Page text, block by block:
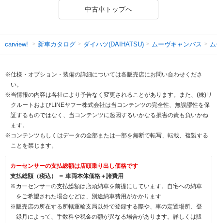
中古車トップへ
carview! 新車カタログ ダイハツ(DAIHATSU) ムーヴキャンバス
※仕様・オプション・装備の詳細については各販売店にお問い合わせくださ
い。
※当情報の内容は各社により予告なく変更されることがあります。また、(株)リ
クルートおよびLINEヤフー株式会社は当コンテンツの完全性、無誤謬性を保
証するものではなく、当コンテンツに起因するいかなる損害の責も負いかね
ます。
※コンテンツもしくはデータの全部または一部を無断で転写、転載、複製する
ことを禁じます。
カーセンサーの支払総額は店頭乗り出し価格です
支払総額（税込） ＝ 車両本体価格＋諸費用
※カーセンサーの支払総額は店頭納車を前提にしています。自宅への納車
をご希望された場合などは、別途納車費用がかかります
※販売店の所在する所轄運輸支局以外で登録する際や、車の定置場所、登
録月によって、手数料や税金の額が異なる場合があります。詳しくは販